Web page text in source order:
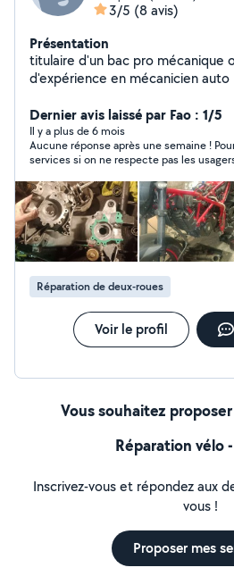
3/5 (8 avis)
Présentation
titulaire d'un bac pro mécanique
d'expérience en mécanicien auto
Dernier avis laissé par Fao : 1/5
Il y a plus de 6 mois
Aucune réponse après une semaine !
services si on ne respecte pas les
1çre fois...
Réparation de deux-roues
Voir le profil
Vous souhaitez
Réparation vélo
Inscrivez-vous et répondez aux
vous !
Proposer mes